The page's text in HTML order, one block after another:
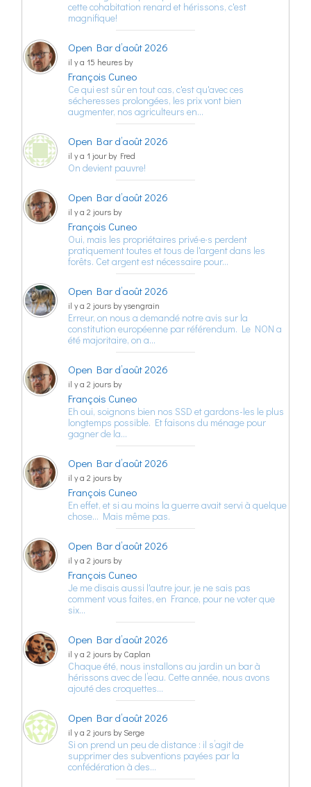
cette cohabitation renard et hérissons, c'est
magnifique!
Open Bar d’août 2026
il y a 15 heures by
François Cuneo
Ce qui est sûr en tout cas, c'est qu'avec ces
sécheresses prolongées, les prix vont bien
augmenter, nos agriculteurs en…
Open Bar d’août 2026
il y a 1 jour by Fred
On devient pauvre!
Open Bar d’août 2026
il y a 2 jours by
François Cuneo
Oui, mais les propriétaires privé·e·s perdent
pratiquement toutes et tous de l'argent dans les
forêts. Cet argent est nécessaire pour…
Open Bar d’août 2026
il y a 2 jours by ysengrain
Erreur, on nous a demandé notre avis sur la
constitution européenne par référendum. Le NON a
été majoritaire, on a…
Open Bar d’août 2026
il y a 2 jours by
François Cuneo
Eh oui, soignons bien nos SSD et gardons-les le plus
longtemps possible. Et faisons du ménage pour
gagner de la…
Open Bar d’août 2026
il y a 2 jours by
François Cuneo
En effet, et si au moins la guerre avait servi à quelque
chose… Mais même pas.
Open Bar d’août 2026
il y a 2 jours by
François Cuneo
Je me disais aussi l'autre jour, je ne sais pas
comment vous faites, en France, pour ne voter que
six…
Open Bar d’août 2026
il y a 2 jours by Caplan
Chaque été, nous installons au jardin un bar à
hérissons avec de l’eau. Cette année, nous avons
ajouté des croquettes…
Open Bar d’août 2026
il y a 2 jours by Serge
Si on prend un peu de distance : il s’agit de
supprimer des subventions payées par la
confédération à des…